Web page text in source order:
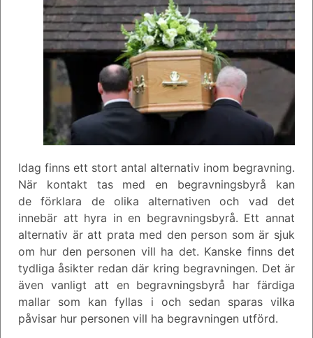
Idag finns ett stort antal alternativ inom begravning.
När kontakt tas med en begravningsbyrå kan
de förklara de olika alternativen och vad det
innebär att hyra in en begravningsbyrå. Ett annat
alternativ är att prata med den person som är sjuk
om hur den personen vill ha det. Kanske finns det
tydliga åsikter redan där kring begravningen. Det är
även vanligt att en begravningsbyrå har färdiga
mallar som kan fyllas i och sedan sparas vilka
påvisar hur personen vill ha begravningen utförd.